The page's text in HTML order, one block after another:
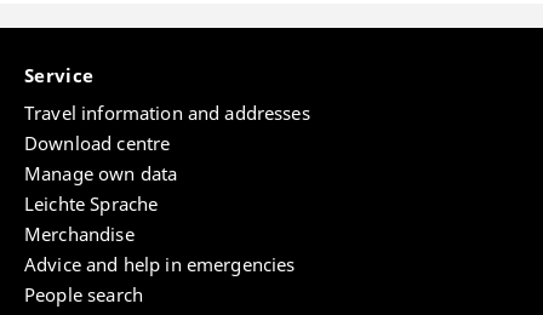
Service
Travel information and addresses
Download centre
Manage own data
Leichte Sprache
Merchandise
Advice and help in emergencies
People search